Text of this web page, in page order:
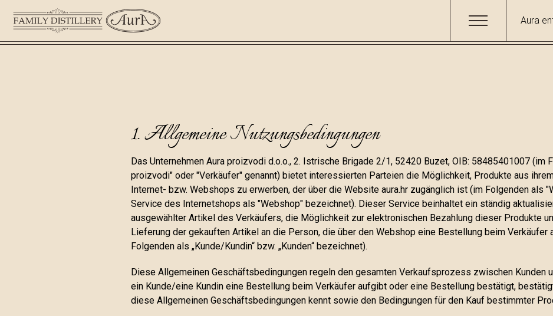
Aura
1. Allgemeine Nutzungsbedingungen
Das Unternehmen Aura proizvodi d.o.o., 2. Istrische Brigade 2/1, 52420 Buzet, OIB: 58485401007 (im
proizvodi" oder "Verkäufer" genannt) bietet interessierten Parteien die Möglichkeit, Produkte aus
Internet- bzw. Webshops zu erwerben, der über die Website aura.hr zugänglich ist (im Folgenden als
Service des Internetshops als "Webshop" bezeichnet). Dieser Service beinhaltet ein ständig
ausgewählter Artikel des Verkäufers, die Möglichkeit zur elektronischen Bezahlung dieser Produkte
Lieferung der gekauften Artikel an die Person, die über den Webshop eine Bestellung beim Verkäufer
Folgenden als „Kunde/Kundin“ bzw. „Kunden“ bezeichnet).
Diese Allgemeinen Geschäftsbedingungen regeln den gesamten Verkaufsprozess zwischen Kunden
ein Kunde/eine Kundin eine Bestellung beim Verkäufer aufgibt oder eine Bestellung bestätigt,
diese Allgemeinen Geschäftsbedingungen kennt sowie den Bedingungen für den Kauf bestimmter